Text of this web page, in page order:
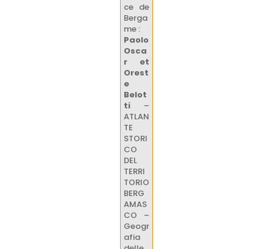
ce de
Berga
me :
Paolo
Osca
r et
Orest
e
Belot
ti–
ATLAN
TE
STORI
CO
DEL
TERRI
TORIO
BERG
AMAS
CO –
Geogr
afia